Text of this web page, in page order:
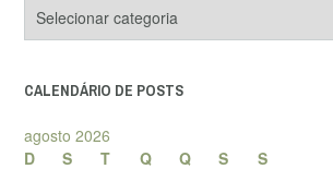
de
CALENDÁRIO DE POSTS
agosto 2026
D
S T Q Q S
S